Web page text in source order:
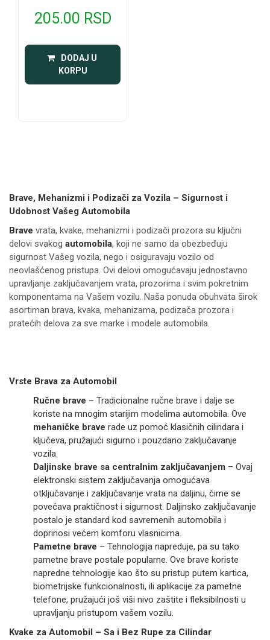
205.00 RSD
DODAJ U
KORPU
Brave, Mehanizmi i Podizači za Vozila – Sigurnost i
Udobnost Vašeg Automobila
Brave vrata, kvake, mehanizmi i podizači prozora su ključni
delovi svakog automobila, koji ne samo da obezbeđuju
sigurnost Vašeg vozila, nego i osiguravaju vozilo od
neovlašćenog pristupa. Ovi delovi omogućavaju jednostavno
upravljanje zaključavanjem vrata, prozorima i svim pokretnim
komponentama na Vašem vozilu. Naša ponuda obuhvata širok
asortiman brava, kvaka, mehanizama, podizača prozora i
pratećih delova za sve marke i modele automobila.
Vrste Brava za Automobil
Ručne brave – Tradicionalne ručne brave i dalje se
koriste na mnogim starijim modelima automobila. Ove
mehaničke brave rade uz pomoć klasičnih cilindara i
ključeva, pružajući sigurno i pouzdano zaključavanje
vozila.
Daljinske brave sa centralnim zaključavanjem – Ovaj
elektronski sistem zaključavanja omogućava
otključavanje i zaključavanje vrata na daljinu, čime se
povećava praktičnost i sigurnost. Daljinsko zaključavanje
postalo je standard kod savremenih automobila i
doprinosi većem komforu vlasnicima.
Pametne brave – Tehnologija napreduje, pa su tako
pametne brave postale popularne. Ove brave koriste
napredne tehnologije kao što su pristup putem kartica,
biometrijske funkcionalnosti, ili aplikacije za pametne
telefone, pružajući još viši nivo zaštite i fleksibilnosti u
upravljanju pristupom vašem vozilu.
Kvake za Automobil – Sa i Bez Rupe za Cilindar